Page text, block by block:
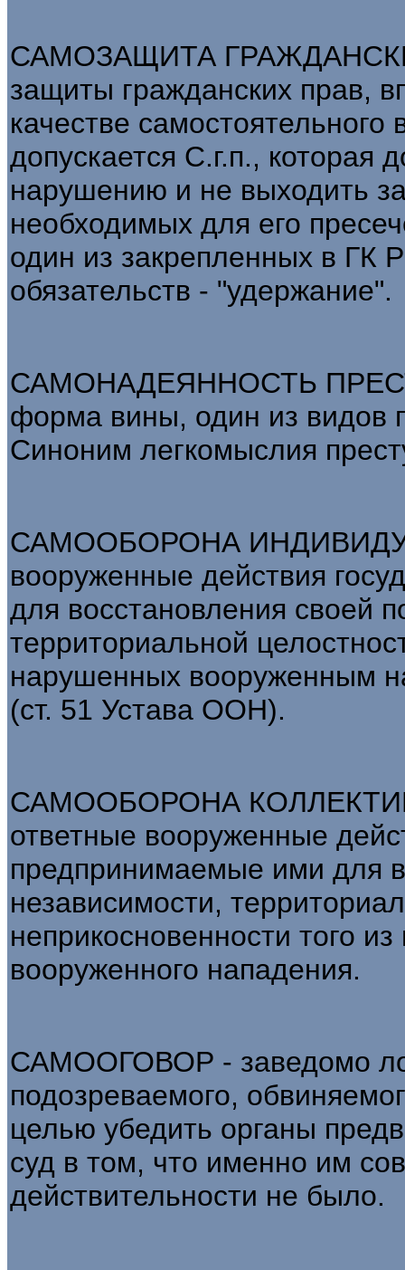
САМОЗАЩИТА
защиты гражданских прав,
качестве
допускается С.г.п., которая
нарушению и не выходить
необходимых для его
один из закрепленных в ГК
обязательств - "удержание".
САМОНАДЕЯННОСТЬ
форма вины, один из видов
Синоним легкомыслия
САМООБОРОНА
вооруженные действия
для восстановления своей
территориальной
нарушенных вооруженным
(ст. 51 Устава ООН).
САМООБОРОНА
ответные вооруженные
предпринимаемые ими для
независимости,
неприкосновенности того
вооруженного нападения.
САМООГОВОР - заведомо
подозреваемого,
целью убедить органы
суд в том, что именно им
действительности не было.